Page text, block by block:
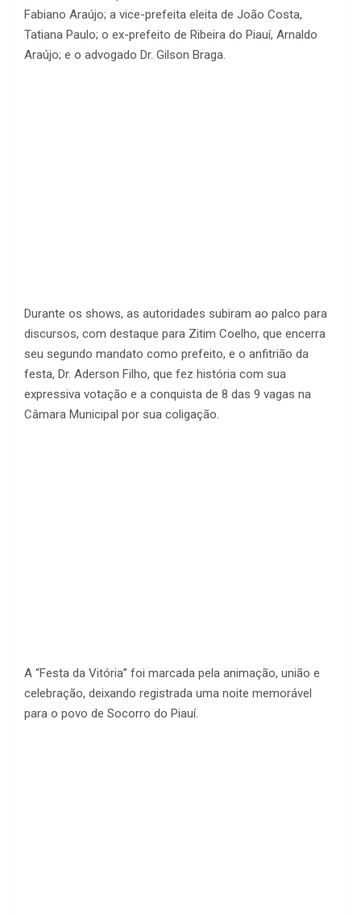
Fabiano Araújo; a vice-prefeita eleita de João Costa,
Tatiana Paulo; o ex-prefeito de Ribeira do Piauí, Arnaldo
Araújo; e o advogado Dr. Gilson Braga.
Durante os shows, as autoridades subiram ao palco para
discursos, com destaque para Zitim Coelho, que encerra
seu segundo mandato como prefeito, e o anfitrião da
festa, Dr. Aderson Filho, que fez história com sua
expressiva votação e a conquista de 8 das 9 vagas na
Câmara Municipal por sua coligação.
A “Festa da Vitória” foi marcada pela animação, união e
celebração, deixando registrada uma noite memorável
para o povo de Socorro do Piauí.